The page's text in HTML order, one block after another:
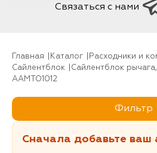
Связаться с нами
Главная Каталог
Расходники и
Сайлентблок
Сайлентблок
AAMTO1012
Фильтр
Сначала добавьте ваш